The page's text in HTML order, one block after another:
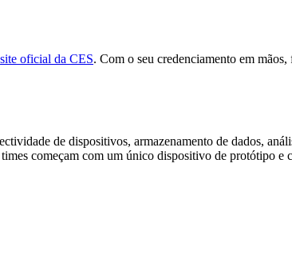
site oficial da CES. Com o seu credenciamento em
de dispositivos, armazenamento de dados,
começam com um único dispositivo de protótipo e